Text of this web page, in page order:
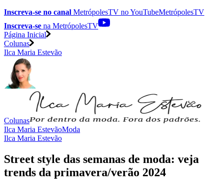
Inscreva-se no canal MetrópolesTV noYouTubeMetrópolesTV
Inscreva-se na MetrópolesTV
Página Inicial
Colunas
Ilca Maria Estevão
Colunas
Ilca Maria EstevãoModa
Ilca Maria Estevão
Street style das semanas de moda: veja
trends da primavera/verão 2024